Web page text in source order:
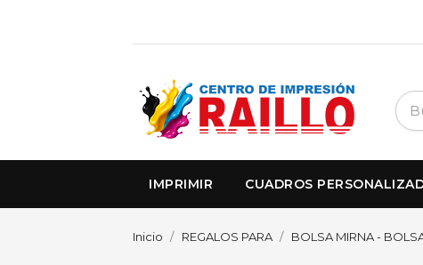
IMPRIMIR CUADROS
Inicio REGALOS PARA BOLSA MIRNA -